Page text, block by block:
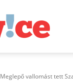
Meglepő vallomást tett